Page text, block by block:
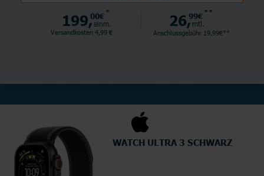
199,00€ *
einm.
Versandkosten 4,99 €
26,99€ **
mtl.
Anschlussgebühr 19,99€**
WATCH ULTRA 3 SCHWARZ